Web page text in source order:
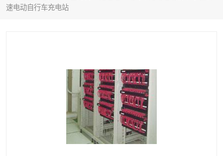
速电动自行车充电站